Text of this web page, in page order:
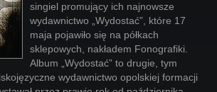
singiel promujący ich najnowsze
wydawnictwo „Wydostać”, które 17
maja pojawiło się na półkach
sklepowych, nakładem Fonografiki.
Album „Wydostać” to drugie, tym
wydawnictwo opolskiej formacji